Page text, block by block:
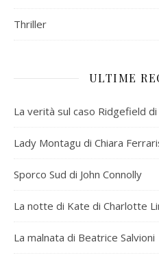
Thriller
ULTIME
La verità sul caso Ridgefield
Lady Montagu di Chiara
Sporco Sud di John Connolly
La notte di Kate di Charlotte
La malnata di Beatrice Salvioni